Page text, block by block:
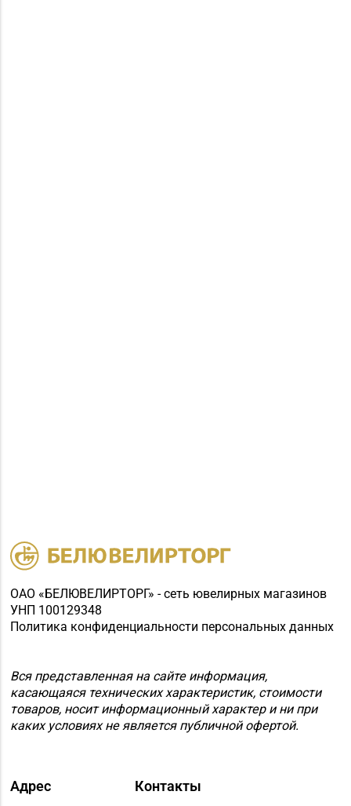
ОАО «БЕЛЮВЕЛИРТОРГ» - сеть ювелирных магазинов
УНП 100129348
Политика конфиденциальности персональных данных
Вся представленная на сайте информация,
касающаяся технических характеристик, стоимости
товаров, носит информационный характер и ни при
каких условиях не является публичной офертой.
Адрес Контакты